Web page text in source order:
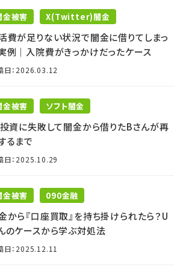
金被害 X(Twitter)闇金
費が足りない状況で闇金に借りてしまっ
例｜入院費がきっかけだったケース
日：2026.03.12
金被害 ソフト闇金
資に失敗して闇金から借りたBさんが再
るまで
日：2025.10.29
金被害 090金融
から『口座買取』を持ち掛けられたら？U
のケースから学ぶ対処法
日：2025.12.11